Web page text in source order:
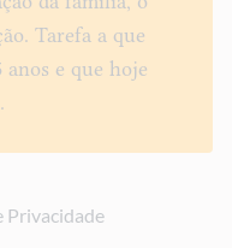
Tarefa a que
anos e que hoje
Privacidade